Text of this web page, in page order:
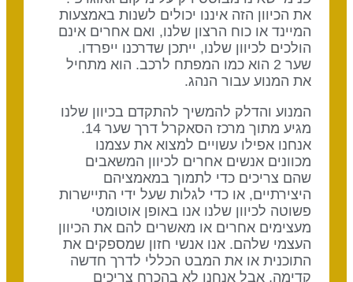
את הכיוון הזה איננו יכולים לשנות באמצעות
המיינד או כוח הרצון שלנו, ואם אחרים אינם
הולכים לכיוון שלנו, ייתכן שדרכנו ייפרדו.
שער 2 הוא כמו המפתח לרכב. הוא מתחיל
את המנוע עבור הנהג.
המנוע והדלק להמשיך להתקדם בכיוון שלנו
מגיע מתוך מרכז הסאקרל דרך שער 14.
אנחנו אפילו עשויים למצוא את עצמנו
מכוונים אנשים אחרים לכיוון המשאבים
שהם צריכים כדי לתמוך במאמציהם
היצירתיים, או כדי לגלות שעל ידי התיישרות
פשוטה לכיוון שלנו אנו באופן אוטומטי
מעצימים אחרים או מאשרים להם את הכיוון
העצמי שלהם. אנו אנשי חזון שמספקים את
התוכנית או את המבט הכללי לדרך חדשה
קדימה, אבל אנחנו לא בהכרח צריכים